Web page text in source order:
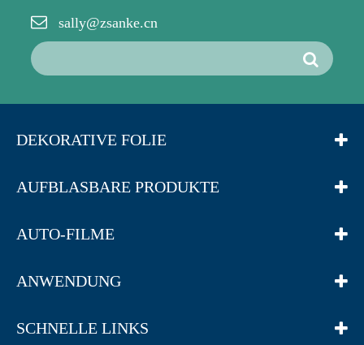
sally@zsanke.cn
DEKORATIVE FOLIE
AUFBLASBARE PRODUKTE
AUTO-FILME
ANWENDUNG
SCHNELLE LINKS